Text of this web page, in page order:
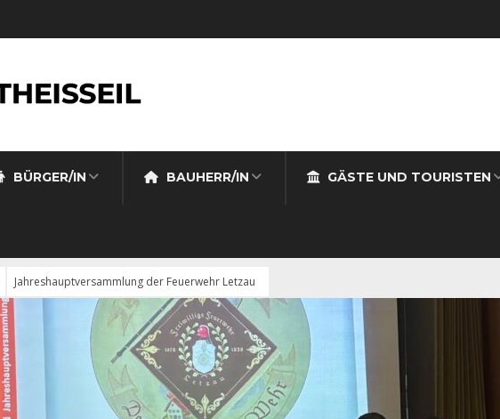
BÜRGER/IN BAUHERR/IN GÄSTE UND TOURISTEN
Jahreshauptversammlung der Feuerwehr Letzau